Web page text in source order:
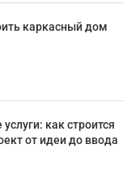
каркасный дом
как строится
от идеи до ввода